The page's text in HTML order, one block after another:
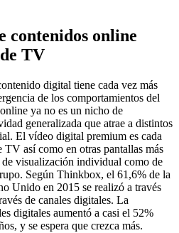
contenidos online
TV
digital tiene cada vez más
de los comportamientos del
ya no es un nicho de
generalizada que atrae a distintos
El vídeo digital premium es cada
TV así como en otras pantallas más
de visualización individual como de
Según Thinkbox, el 61,6% de la
Unido en 2015 se realizó a través
de canales digitales. La
digitales aumentó a casi el 52%
y se espera que crezca más.